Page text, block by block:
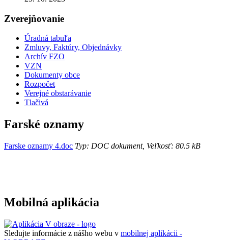
Zverejňovanie
Úradná tabuľa
Zmluvy, Faktúry, Objednávky
Archív FZO
VZN
Dokumenty obce
Rozpočet
Verejné obstarávanie
Tlačivá
Farské oznamy
Farske oznamy 4.doc Typ: DOC dokument, Veľkosť: 80.5 kB
Mobilná aplikácia
Sledujte informácie z nášho webu v mobilnej aplikácii -